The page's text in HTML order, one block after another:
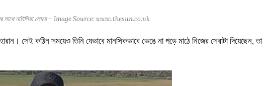
সাথে নাটালিয়া লোয়ে – Image Source: www.thesun.co.uk
সেই কঠিন সময়েও তিনি যেভাবে মানসিকভাবে ভেঙে না পড়ে মাঠে নিজের সেরাটা দিয়েছেন, তা